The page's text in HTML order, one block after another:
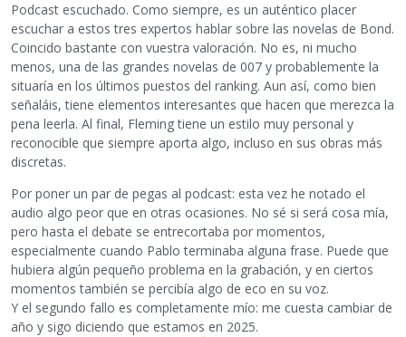
Podcast escuchado. Como siempre, es un auténtico placer
escuchar a estos tres expertos hablar sobre las novelas de Bond.
Coincido bastante con vuestra valoración. No es, ni mucho
menos, una de las grandes novelas de 007 y probablemente la
situaría en los últimos puestos del ranking. Aun así, como bien
señaláis, tiene elementos interesantes que hacen que merezca la
pena leerla. Al final, Fleming tiene un estilo muy personal y
reconocible que siempre aporta algo, incluso en sus obras más
discretas.
Por poner un par de pegas al podcast: esta vez he notado el
audio algo peor que en otras ocasiones. No sé si será cosa mía,
pero hasta el debate se entrecortaba por momentos,
especialmente cuando Pablo terminaba alguna frase. Puede que
hubiera algún pequeño problema en la grabación, y en ciertos
momentos también se percibía algo de eco en su voz.
Y el segundo fallo es completamente mío: me cuesta cambiar de
año y sigo diciendo que estamos en 2025.